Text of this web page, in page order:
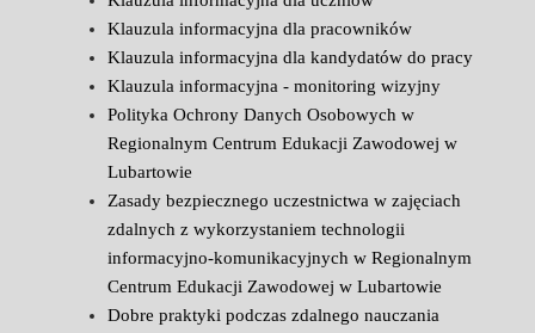
Klauzula informacyjna dla pracowników
Klauzula informacyjna dla kandydatów do pracy
Klauzula informacyjna - monitoring wizyjny
Polityka Ochrony Danych Osobowych w
Regionalnym Centrum Edukacji Zawodowej w
Lubartowie
Zasady bezpiecznego uczestnictwa w zajęciach
zdalnych z wykorzystaniem technologii
informacyjno-komunikacyjnych w Regionalnym
Centrum Edukacji Zawodowej w Lubartowie
Dobre praktyki podczas zdalnego nauczania